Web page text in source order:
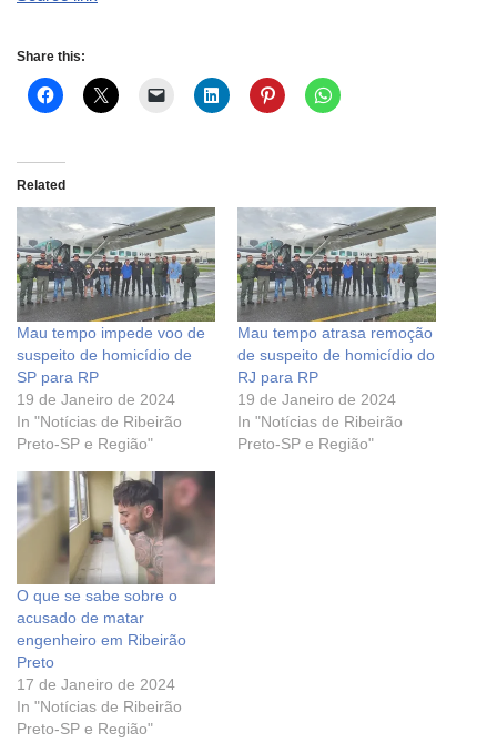
Share this:
Related
Mau tempo impede voo de
suspeito de homicídio de
SP para RP
19 de Janeiro de 2024
In "Notícias de Ribeirão
Preto-SP e Região"
Mau tempo atrasa remoção
de suspeito de homicídio do
RJ para RP
19 de Janeiro de 2024
In "Notícias de Ribeirão
Preto-SP e Região"
O que se sabe sobre o
acusado de matar
engenheiro em Ribeirão
Preto
17 de Janeiro de 2024
In "Notícias de Ribeirão
Preto-SP e Região"